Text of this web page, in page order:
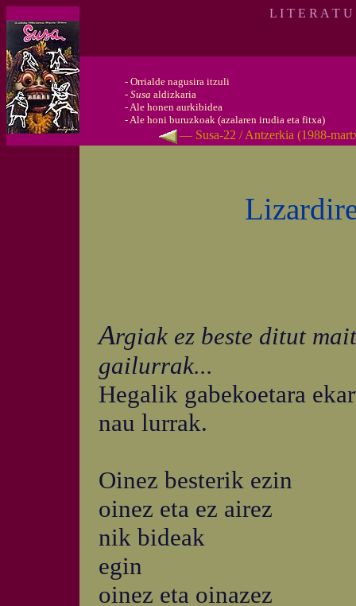
L I T E R A T
- Orrialde nagusira itzuli
- Susa aldizkaria
-Ale honen aurkibidea
-Ale honi buruzkoak (azalaren irudia eta fitxa)
— Susa-22 / Antzerkia (1988-
Argiak ez beste ditut
gailurrak...
Hegalik gabekoetara
nau lurrak.
Oinez besterik ezin
oinez eta ez airez
nik bideak
egin
oinez eta oinazez